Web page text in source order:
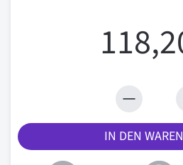
IN DEN